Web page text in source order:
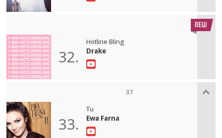
32.
Hotline Bling
Drake
37
33.
Tu
Ewa Farna